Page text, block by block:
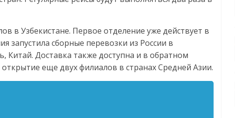
в Узбекистане. Первое отделение уже действует в
запустила сборные перевозки из России в
Китай. Доставка также доступна и в обратном
еще двух филиалов в странах Средней Азии.